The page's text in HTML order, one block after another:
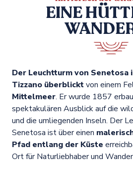
EINE
Der Leuchtturm von Senetosa
Tizzano überblicktvon einem
Mittelmeer. Er wurde 1857
spektakulären Ausblick auf die
und die umliegenden Inseln. Der
Senetosa ist über einen
Pfad entlang der Küste
Ort für Naturliebhaber und